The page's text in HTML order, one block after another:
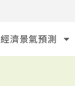
經濟景氣預測